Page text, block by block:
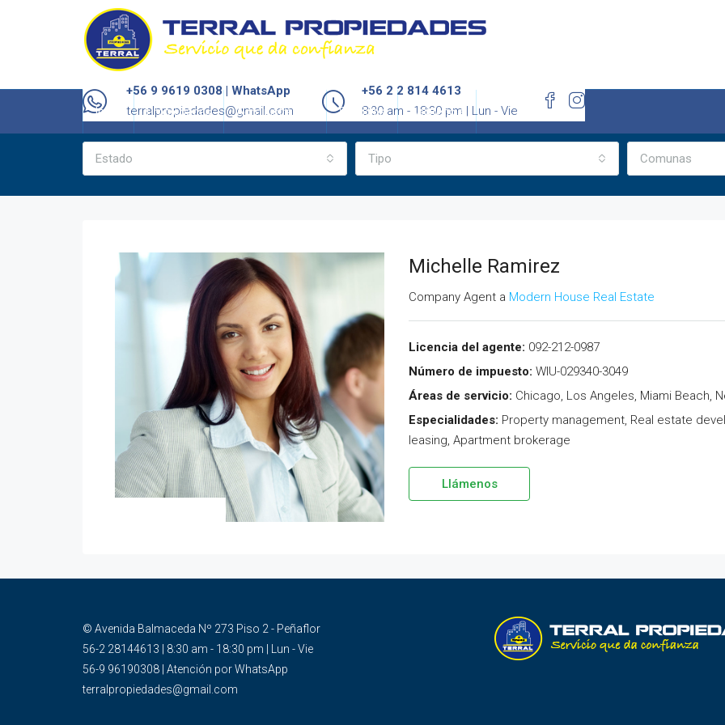
+56 9 9619 0308 | WhatsApp
terralpropiedades@gmail.com
+56 2 2 814 4613
8:30 am - 18:30 pm | Lun - Vie
Inicio Propiedades Administración Servicios Asistencia
Estado Tipo Comunas
Michelle Ramirez
Company Agent a Modern House Real Estate
Licencia del agente: 092-212-0987
Número de impuesto: WIU-029340-3049
Áreas de servicio: Chicago, Los Angeles, Miami Beach,
Especialidades: Property management, Real estate
leasing, Apartment brokerage
Llámenos
© Avenida Balmaceda Nº 273 Piso 2 - Peñaflor
56-2 28144613 | 8:30 am - 18:30 pm | Lun - Vie
56-9 96190308 | Atención por WhatsApp
terralpropiedades@gmail.com